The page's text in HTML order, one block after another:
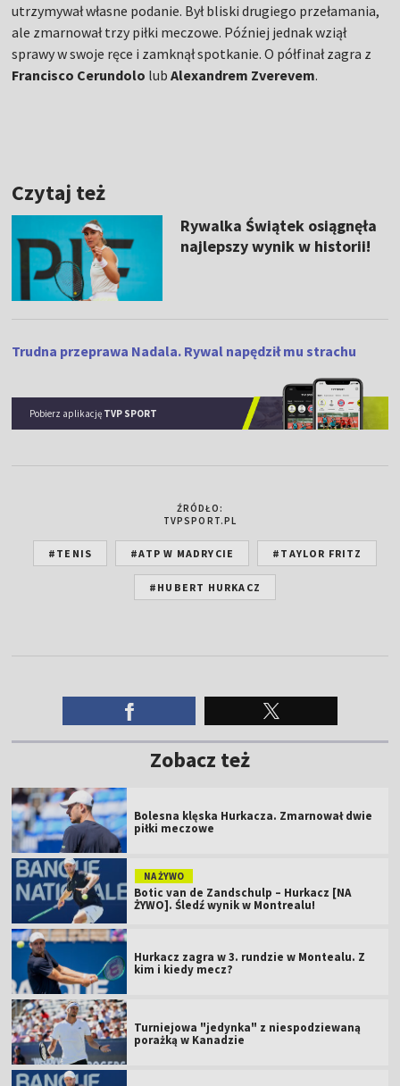
utrzymywał własne podanie. Był bliski drugiego przełamania,
ale zmarnował trzy piłki meczowe. Później jednak wziął
sprawy w swoje ręce i zamknął spotkanie. O półfinał zagra z
Francisco Cerundolo lubAlexandrem Zverevem.
Czytaj też
Rywalka Świątek osiągnęła
najlepszy wynik w historii!
Trudna przeprawa Nadala. Rywal napędził mu strachu
Pobierz aplikację TVP SPORT
ŹRÓDŁO:
TVPSPORT.PL
#TENIS #ATP W MADRYCIE #TAYLOR FRITZ
#HUBERT HURKACZ
Zobacz też
Bolesna klęska Hurkacza. Zmarnował dwie
piłki meczowe
NA ŻYWO
Botic van de Zandschulp – Hurkacz [NA
ŻYWO]. Śledź wynik w Montrealu!
Hurkacz zagra w 3. rundzie w Montealu. Z
kim i kiedy mecz?
Turniejowa "jedynka" z niespodziewaną
porażką w Kanadzie